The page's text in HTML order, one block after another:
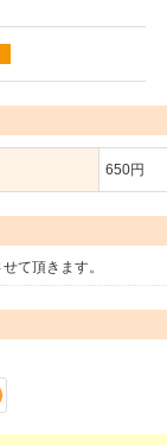
650円
て頂きます。